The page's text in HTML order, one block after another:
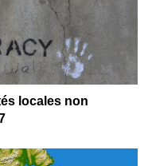
locales non